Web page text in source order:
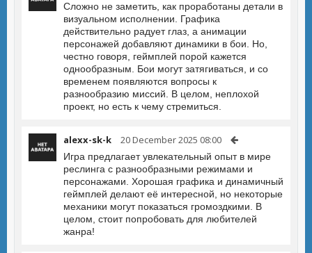
Сложно не заметить, как проработаны детали в
визуальном исполнении. Графика
действительно радует глаз, а анимации
персонажей добавляют динамики в бои. Но,
честно говоря, геймплей порой кажется
однообразным. Бои могут затягиваться, и со
временем появляются вопросы к
разнообразию миссий. В целом, неплохой
проект, но есть к чему стремиться.
alexx-sk-k 20 December 2025 08:00
Игра предлагает увлекательный опыт в мире
реслинга с разнообразными режимами и
персонажами. Хорошая графика и динамичный
геймплей делают её интересной, но некоторые
механики могут показаться громоздкими. В
целом, стоит попробовать для любителей
жанра!